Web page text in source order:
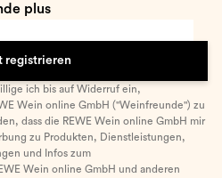
plus
registrieren
ich bis auf Widerruf ein,
Wein online GmbH ("Weinfreunde") zu
dass die REWE Wein online GmbH mir
zu Produkten, Dienstleistungen,
und Infos zum
Wein online GmbH und anderen